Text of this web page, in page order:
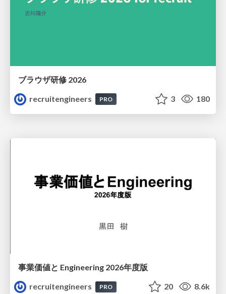
ブラウザ研修 2026
recruitengineers
PRO 3 180
事業価値と Engineering 2026年度版
recruitengineers
PRO 20 8.6k